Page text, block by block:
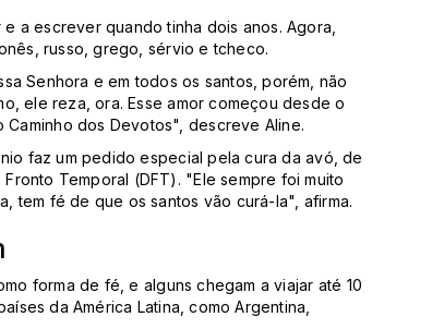
a escrever quando tinha dois anos. Agora,
russo, grego, sérvio e tcheco.
Senhora e em todos os santos, porém, não
ele reza, ora. Esse amor começou desde o
dos Devotos", descreve Aline.
faz um pedido especial pela cura da avó, de
Temporal (DFT). "Ele sempre foi muito
tem fé de que os santos vão curá-la", afirma.
forma de fé, e alguns chegam a viajar até 10
da América Latina, como Argentina,